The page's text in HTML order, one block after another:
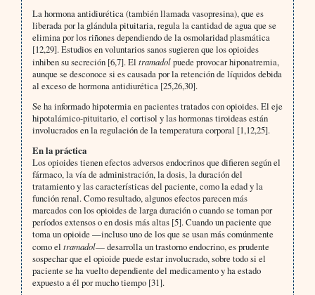
La hormona antidiurética (también llamada vasopresina), que es
liberada por la glándula pituitaria, regula la cantidad de agua que se
elimina por los riñones dependiendo de la osmolaridad plasmática
[12,29]. Estudios en voluntarios sanos sugieren que los opioides
inhiben su secreción [6,7]. El tramadolpuede provocar hiponatremia,
aunque se desconoce si es causada por la retención de líquidos debida
al exceso de hormona antidiurética [25,26,30].
Se ha informado hipotermia en pacientes tratados con opioides. El eje
hipotalámico-pituitario, el cortisol y las hormonas tiroideas están
involucrados en la regulación de la temperatura corporal [1,12,25].
En la práctica
Los opioides tienen efectos adversos endocrinos que difieren según el
fármaco, la vía de administración, la dosis, la duración del
tratamiento y las características del paciente, como la edad y la
función renal. Como resultado, algunos efectos parecen más
marcados con los opioides de larga duración o cuando se toman por
períodos extensos o en dosis más altas [5]. Cuando un paciente que
toma un opioide —incluso uno de los que se usan más comúnmente
como el tramadol— desarrolla un trastorno endocrino, es prudente
sospechar que el opioide puede estar involucrado, sobre todo si el
paciente se ha vuelto dependiente del medicamento y ha estado
expuesto a él por mucho tiempo [31].